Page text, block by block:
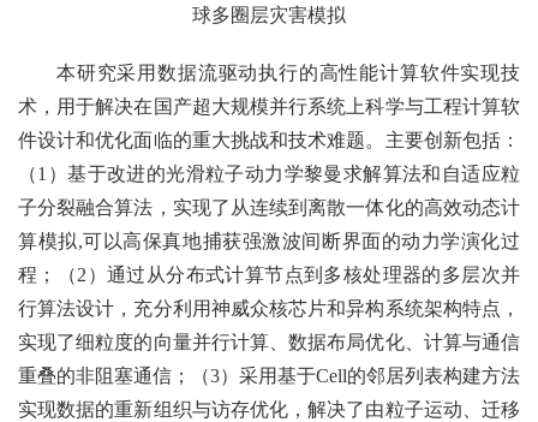
球多圈层灾害模拟
本研究采用数据流驱动执行的高性能计算软件实现技
术，用于解决在国产超大规模并行系统上科学与工程计算软
件设计和优化面临的重大挑战和技术难题。主要创新包括：
（1）基于改进的光滑粒子动力学黎曼求解算法和自适应粒
子分裂融合算法，实现了从连续到离散一体化的高效动态计
算模拟,可以高保真地捕获强激波间断界面的动力学演化过
程；（2）通过从分布式计算节点到多核处理器的多层次并
行算法设计，充分利用神威众核芯片和异构系统架构特点，
实现了细粒度的向量并行计算、数据布局优化、计算与通信
重叠的非阻塞通信；（3）采用基于Cell的邻居列表构建方法
实现数据的重新组织与访存优化，解决了由粒子运动、迁移